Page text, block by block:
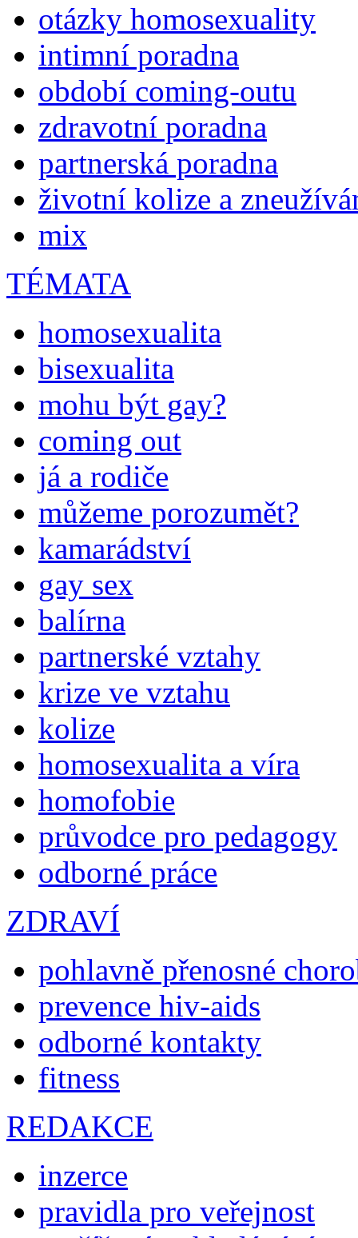
otázky homosexuality
intimní poradna
období coming-outu
zdravotní poradna
partnerská poradna
životní kolize a
mix
TÉMATA
homosexualita
bisexualita
mohu být gay?
coming out
já a rodiče
můžeme porozumět?
kamarádství
gay sex
balírna
partnerské vztahy
krize ve vztahu
kolize
homosexualita a víra
homofobie
průvodce pro pedagogy
odborné práce
ZDRAVÍ
pohlavně přenosné
prevence hiv-aids
odborné kontakty
fitness
REDAKCE
inzerce
pravidla pro veřejnost